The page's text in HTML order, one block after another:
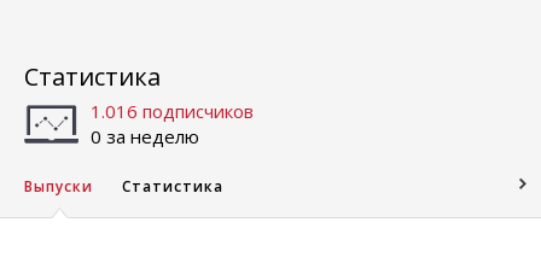
Статистика
1.016 подписчиков
0 за неделю
Выпуски Статистика